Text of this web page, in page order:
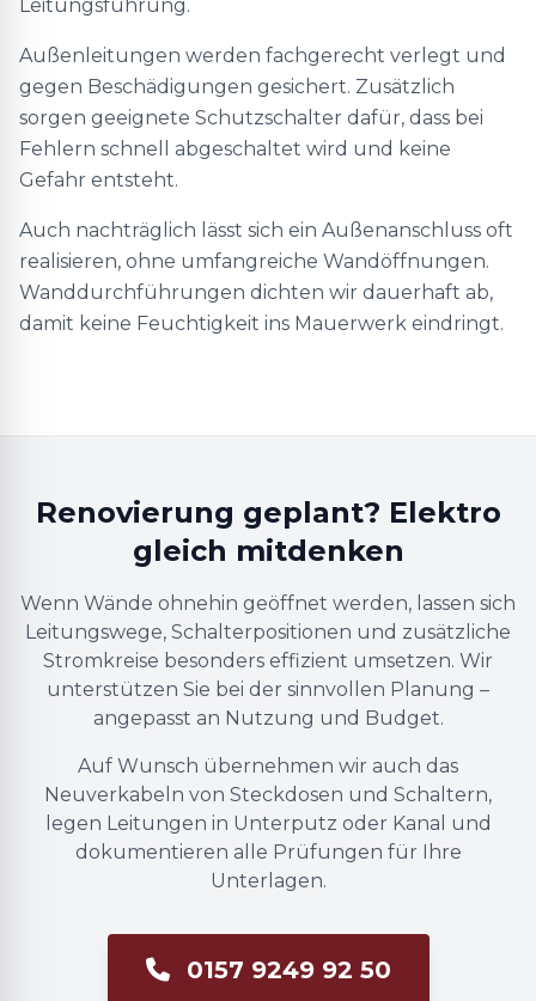
Leitungsführung.
Außenleitungen werden fachgerecht verlegt und
gegen Beschädigungen gesichert. Zusätzlich
sorgen geeignete Schutzschalter dafür, dass bei
Fehlern schnell abgeschaltet wird und keine
Gefahr entsteht.
Auch nachträglich lässt sich ein Außenanschluss oft
realisieren, ohne umfangreiche Wandöffnungen.
Wanddurchführungen dichten wir dauerhaft ab,
damit keine Feuchtigkeit ins Mauerwerk eindringt.
Renovierung geplant? Elektro
gleich mitdenken
Wenn Wände ohnehin geöffnet werden, lassen sich
Leitungswege, Schalterpositionen und zusätzliche
Stromkreise besonders effizient umsetzen. Wir
unterstützen Sie bei der sinnvollen Planung –
angepasst an Nutzung und Budget.
Auf Wunsch übernehmen wir auch das
Neuverkabeln von Steckdosen und Schaltern,
legen Leitungen in Unterputz oder Kanal und
dokumentieren alle Prüfungen für Ihre
Unterlagen.
0157 9249 92 50